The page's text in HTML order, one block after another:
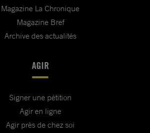
Magazine La Chronique
Magazine Bref
Archive des actualités
AGIR
Signer une pétition
Agir en ligne
Agir près de chez soi